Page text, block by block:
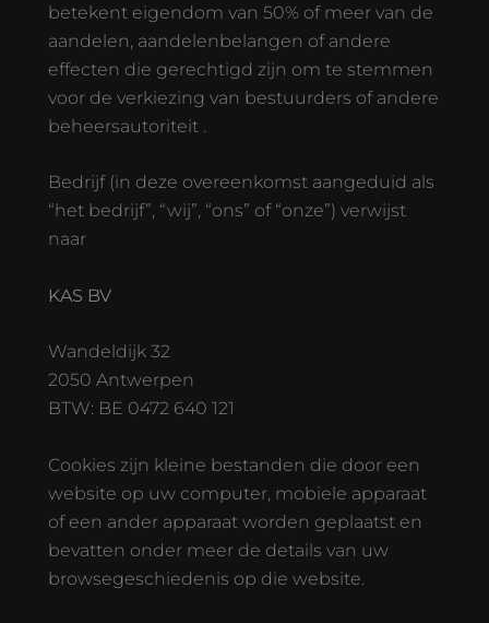
betekent eigendom van 50% of meer van de
aandelen, aandelenbelangen of andere
effecten die gerechtigd zijn om te stemmen
voor de verkiezing van bestuurders of andere
beheersautoriteit .
Bedrijf (in deze overeenkomst aangeduid als
“het bedrijf”, “wij”, “ons” of “onze”) verwijst
naar
KAS BV
Wandeldijk 32
2050 Antwerpen
BTW: BE 0472 640 121
Cookies zijn kleine bestanden die door een
website op uw computer, mobiele apparaat
of een ander apparaat worden geplaatst en
bevatten onder meer de details van uw
browsegeschiedenis op die website.